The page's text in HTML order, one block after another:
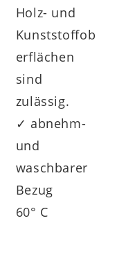
Holz- und
Kunststoffob
erflächen
sind
zulässig.
✓ abnehm-
und
waschbarer
Bezug
60° C